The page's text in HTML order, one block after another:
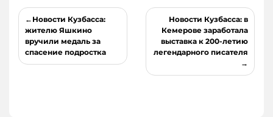
Навигация
по
записям
Новости Кузбасса:
жителю Яшкино
вручили медаль за
спасение подростка
Новости Кузбасса: в
Кемерове заработала
выставка к 200-летию
легендарного писателя